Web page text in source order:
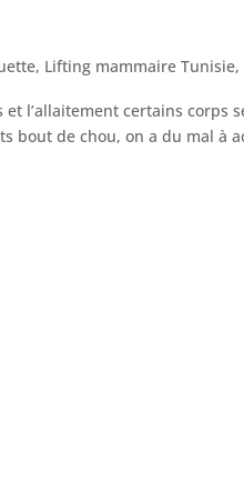
, Lifting mammaire Tunisie,
l’allaitement certains corps
bout de chou, on a du mal à